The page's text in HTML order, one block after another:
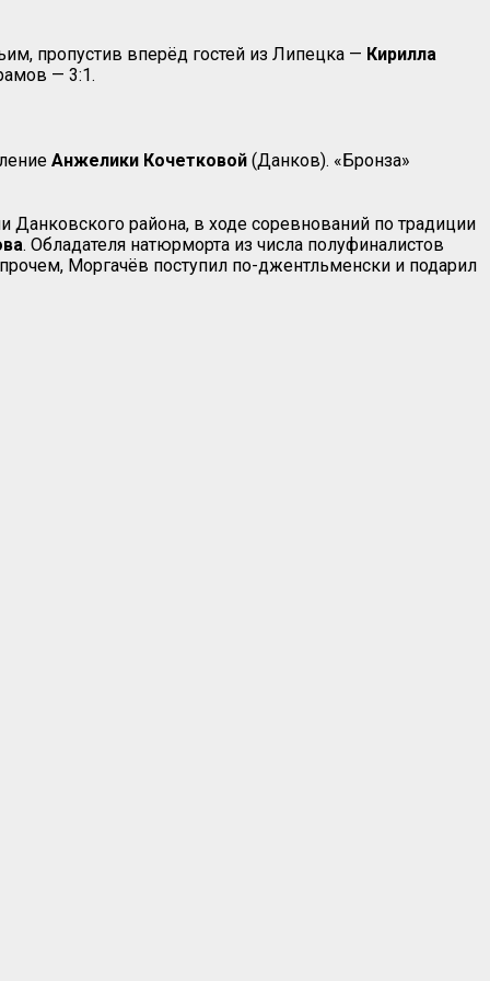
пропустив вперёд гостей из Липецка — Кирилла
— 3:1.
Анжелики Кочетковой (Данков). «Бронза»
района, в ходе соревнований по традиции
. Обладателя натюрморта из числа полуфиналистов
Моргачёв поступил по-джентльменски и подарил